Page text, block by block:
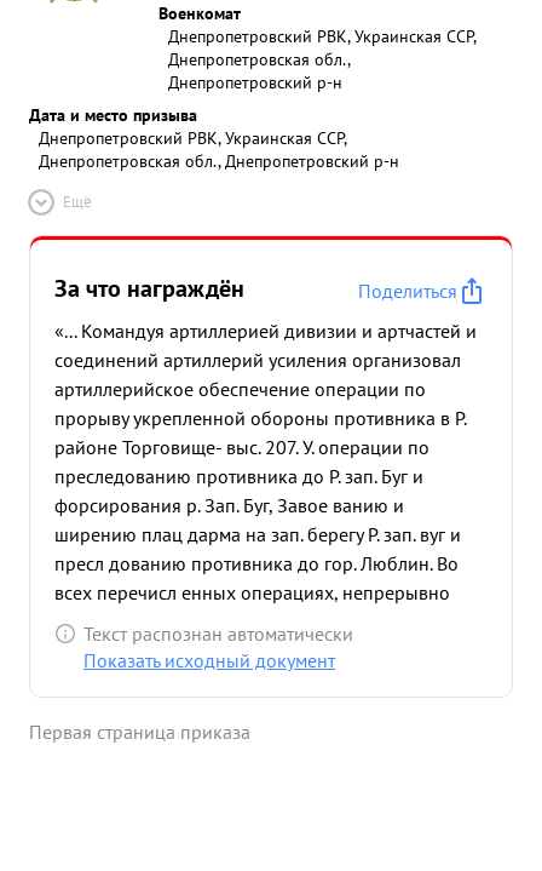
Военкомат
Днепропетровский РВК, Украинская ССР,
Днепропетровская обл.,
Днепропетровский р-н
Дата и место призыва
Днепропетровский РВК, Украинская ССР,
Днепропетровская обл., Днепропетровский р-н
Ещё
За что награждён
Поделиться
«... Командуя артиллерией дивизии и артчастей и
соединений артиллерий усиления организовал
артиллерийское обеспечение операции по
прорыву укрепленной обороны противника в Р.
районе Торговище- выс. 207. У. операции по
преследованию противника до Р. зап. Буг и
форсирования р. Зап. Буг, Завое ванию и
ширению плац дарма на зап. берегу Р. зап. вуг и
пресл дованию противника до гор. Люблин. Во
всех перечисл енных операциях, непрерывно
находился на передовых НП в боевых порядках
пехоты, лично управлся огнем артилл ерийских
умелого мане врирования огнем крупных
Текст распознан автоматически
Показать исходный документ
Первая страница приказа